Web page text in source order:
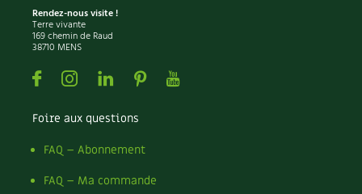
Rendez-nous visite !
Terre vivante
169 chemin de Raud
38710 MENS
FacebookInstagramLinkedin
PinterestYoutube
Foire aux questions
FAQ – Abonnement
FAQ – Ma commande